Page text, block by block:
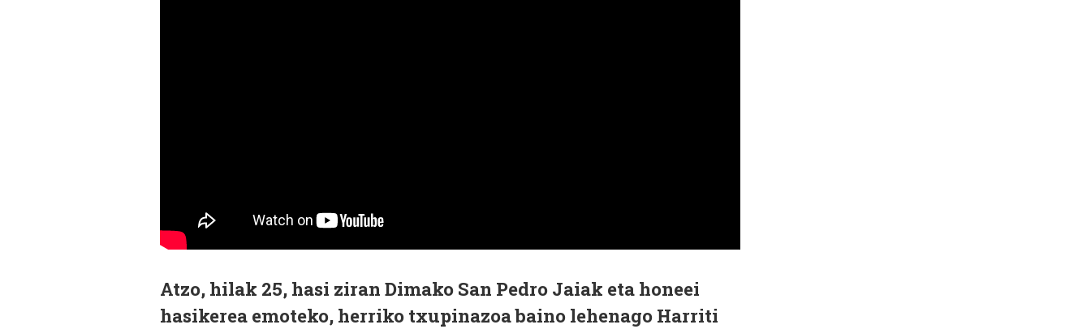
Atzo, hilak 25, hasi ziran Dimako San Pedro Jaiak eta honeei
hasikerea emoteko, herriko txupinazoa baino lehenago Harriti